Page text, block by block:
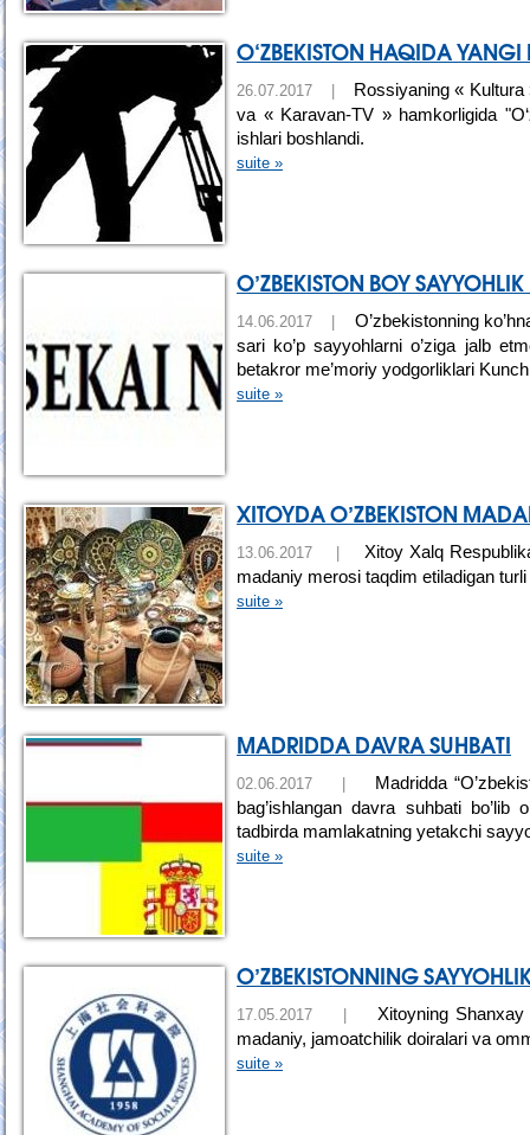
O‘ZBEKISTON HAQIDA
26.07.2017 |
Rossiyaning «
va « Karavan-TV » hamkorligida
ishlari boshlandi.
suite »
O’ZBEKISTON BOY
14.06.2017 |
O’zbekistonning
sari ko’p sayyohlarni o’ziga jalb
betakror me’moriy yodgorliklari
suite »
XITOYDA O’ZBEKISTON
13.06.2017 |
Xitoy Xalq
madaniy merosi taqdim etiladigan
suite »
MADRIDDA DAVRA SUHBATI
02.06.2017 |
Madridda
bag’ishlangan davra suhbati bo’lib
tadbirda mamlakatning yetakchi
suite »
O’ZBEKISTONNING
17.05.2017 |
Xitoyning
madaniy, jamoatchilik doiralari va
suite »